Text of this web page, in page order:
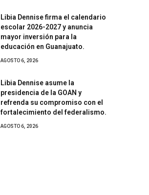
Libia Dennise firma el calendario
escolar 2026-2027 y anuncia
mayor inversión para la
educación en Guanajuato.
AGOSTO 6, 2026
Libia Dennise asume la
presidencia de la GOAN y
refrenda su compromiso con el
fortalecimiento del federalismo.
AGOSTO 6, 2026